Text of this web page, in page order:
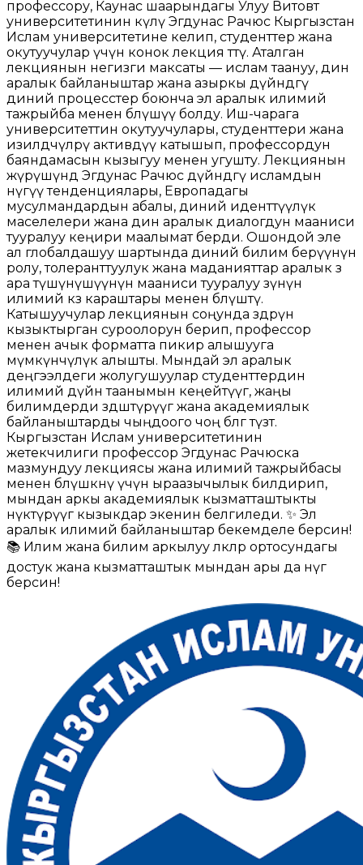
профессору, Каунас шаарындагы Улуу Витовт
университетинин өкүлү Эгдунас Рачюс Кыргызстан
Ислам университетине келип, студенттер жана
окутуучулар үчүн конок лекция өттү. Аталган
лекциянын негизги максаты — ислам таануу, дин
аралык байланыштар жана азыркы дүйнөдөгү
диний процесстер боюнча эл аралык илимий
тажрыйба менен бөлүшүү болду. Иш-чарага
университеттин окутуучулары, студенттери жана
изилдөөчүлөрү активдүү катышып, профессордун
баяндамасын кызыгуу менен угушту. Лекциянын
жүрүшүндө Эгдунас Рачюс дүйнөдөгү исламдын
өнүгүү тенденциялары, Европадагы
мусулмандардын абалы, диний иденттүүлүк
маселелери жана дин аралык диалогдун мааниси
тууралуу кеңири маалымат берди. Ошондой эле
ал глобалдашуу шартында диний билим берүүнүн
ролу, толеранттуулук жана маданияттар аралык өз
ара түшүнүшүүнүн мааниси тууралуу өзүнүн
илимий көз караштары менен бөлүштү.
Катышуучулар лекциянын соңунда өздөрүн
кызыктырган суроолорун берип, профессор
менен ачык форматта пикир алышууга
мүмкүнчүлүк алышты. Мындай эл аралык
деңгээлдеги жолугушуулар студенттердин
илимий дүйнө таанымын кеңейтүүгө, жаңы
билимдерди өздөштүрүүгө жана академиялык
байланыштарды чыңдоого чоң өбөлгө түзөт.
Кыргызстан Ислам университетинин
жетекчилиги профессор Эгдунас Рачюска
мазмундуу лекциясы жана илимий тажрыйбасы
менен бөлүшкөнү үчүн ыраазычылык билдирип,
мындан аркы академиялык кызматташтыкты
өнүктүрүүгө кызыкдар экенин белгиледи. ✨ Эл
аралык илимий байланыштар бекемделе берсин!
📚 Илим жана билим аркылуу өлкөлөр ортосундагы
достук жана кызматташтык мындан ары да өнүгө
берсин!